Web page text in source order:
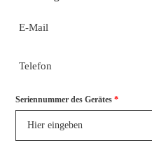
E-Mail
Telefon
Seriennummer des Gerätes*